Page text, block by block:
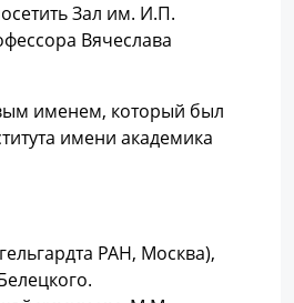
Зал им. И.П.
Вячеслава
именем, который был
имени академика
РАН, Москва),